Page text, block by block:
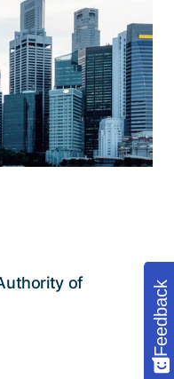
eGov Secure
Suite schützt den
optimiert
gegen Cyberrisiken
Lesen Sie die Story
of
Feedback